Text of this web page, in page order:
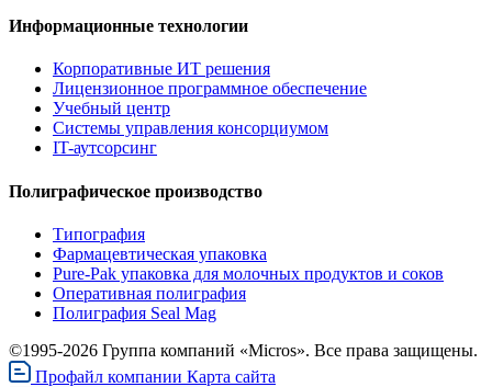
Информационные технологии
Корпоративные ИТ решения
Лицензионное программное обеспечение
Учебный центр
Системы управления консорциумом
IT-аутсорсинг
Полиграфическое производство
Типография
Фармацевтическая упаковка
Pure-Pak упаковка для молочных продуктов и соков
Оперативная полиграфия
Полиграфия Seal Mag
©1995-2026 Группа компаний «Micros». Все права защищены.
Профайл компании Карта сайта